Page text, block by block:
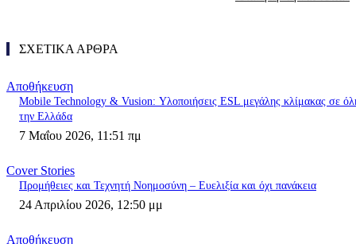
ΣΧΕΤΙΚΑ ΑΡΘΡΑ
Αποθήκευση
Mobile Technology & Vusion: Υλοποιήσεις ESL μεγάλης κλίμακας σε
την Ελλάδα
7 Μαΐου 2026, 11:51 πμ
Cover Stories
Προμήθειες και Τεχνητή Νοημοσύνη – Ευελιξία και όχι πανάκεια
24 Απριλίου 2026, 12:50 μμ
Αποθήκευση